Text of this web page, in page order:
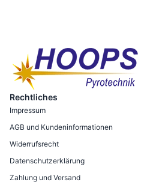
Rechtliches
Impressum
AGB und Kundeninformationen
Widerrufsrecht
Datenschutzerklärung
Zahlung und Versand